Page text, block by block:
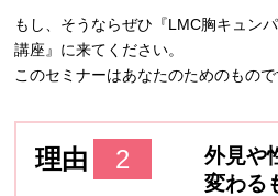
もし、そうならぜひ『LMC胸キュン
講座』に来てください。
このセミナーはあなたのためのもので
理由 2
外見や
変わる